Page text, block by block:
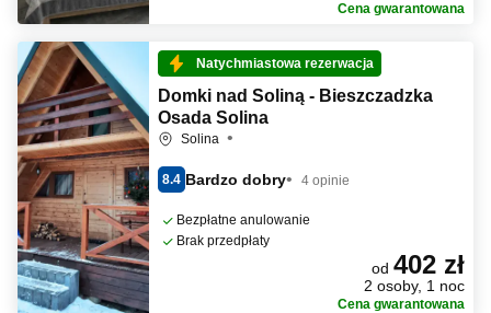
Cena gwarantowana
Natychmiastowa rezerwacja
Domki nad Soliną - Bieszczadzka
Osada Solina
Solina
8.4 Bardzo dobry 4 opinie
Bezpłatne anulowanie
Brak przedpłaty
od 402 zł
2 osoby, 1 noc
Cena gwarantowana